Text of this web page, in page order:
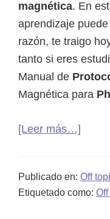
magnética. En
aprendizaje
razón, te traigo
tanto si eres
Manual de
Magnética para
[Leer más…]
de
Publicado en: Off
Etiquetado como: